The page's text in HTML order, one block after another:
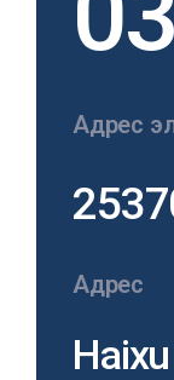
Адрес
Адрес